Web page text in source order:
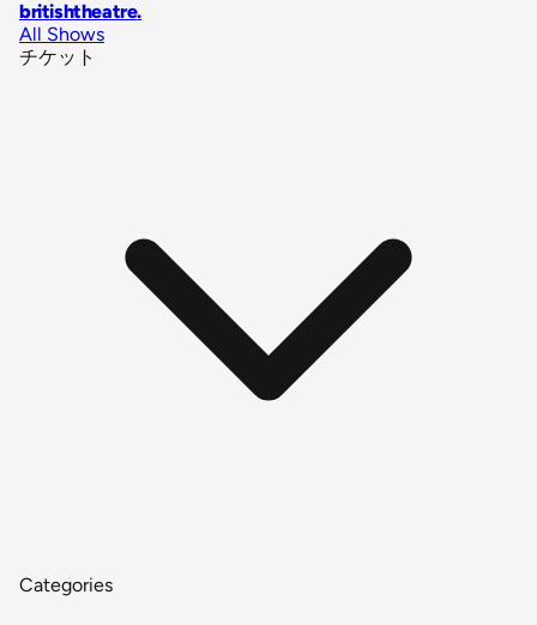
britishtheatre.
All Shows
チケット
Categories